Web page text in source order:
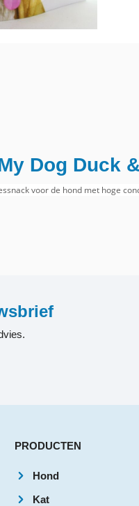
Dog Duck
voor de hond met hoge
PRODUCTEN
Hond
Kat